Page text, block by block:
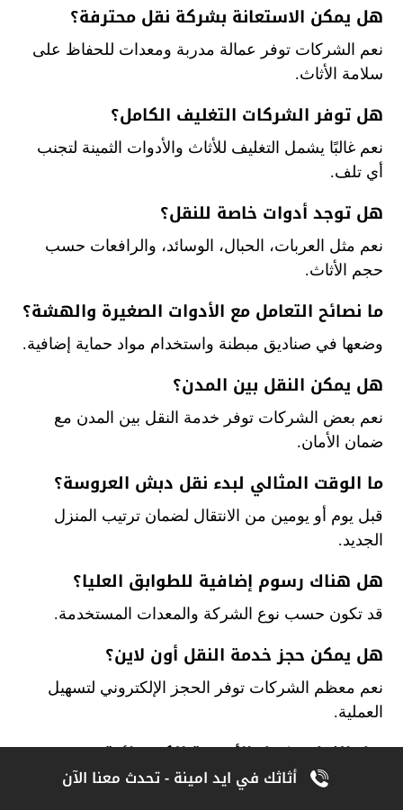
هل يمكن الاستعانة بشركة نقل محترفة؟
نعم الشركات توفر عمالة مدربة ومعدات للحفاظ على
سلامة الأثاث.
هل توفر الشركات التغليف الكامل؟
نعم غالبًا يشمل التغليف للأثاث والأدوات الثمينة لتجنب
أي تلف.
هل توجد أدوات خاصة للنقل؟
نعم مثل العربات، الحبال، الوسائد، والرافعات حسب
حجم الأثاث.
ما نصائح التعامل مع الأدوات الصغيرة والهشة؟
وضعها في صناديق مبطنة واستخدام مواد حماية إضافية.
هل يمكن النقل بين المدن؟
نعم بعض الشركات توفر خدمة النقل بين المدن مع
ضمان الأمان.
ما الوقت المثالي لبدء نقل دبش العروسة؟
قبل يوم أو يومين من الانتقال لضمان ترتيب المنزل
الجديد.
هل هناك رسوم إضافية للطوابق العليا؟
قد تكون حسب نوع الشركة والمعدات المستخدمة.
هل يمكن حجز خدمة النقل أون لاين؟
نعم معظم الشركات توفر الحجز الإلكتروني لتسهيل
العملية.
هل النقل يشمل الأجهزة الكهربائية؟
نعم يتم تفكيكها وتغليفها ونقلها بأمان.
أثاثك في ايد امينة - تحدث معنا الآن